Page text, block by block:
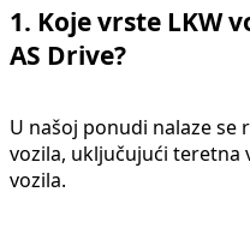
1. Koje vrste LKW
AS Drive?
U našoj ponudi nalaze se
vozila, uključujući teretna
vozila.